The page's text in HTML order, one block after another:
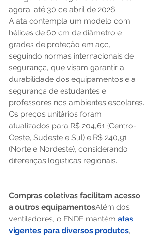
agora, até 30 de abril de 2026.
A ata contempla um modelo com
hélices de 60 cm de diâmetro e
grades de proteção em aço,
seguindo normas internacionais de
segurança, que visam garantir a
durabilidade dos equipamentos e a
segurança de estudantes e
professores nos ambientes escolares.
Os preços unitários foram
atualizados para R$ 204,61 (Centro-
Oeste, Sudeste e Sul) e R$ 240,91
(Norte e Nordeste), considerando
diferenças logísticas regionais.
Compras coletivas facilitam acesso
a outros equipamentosAlém dos
ventiladores, o FNDE mantém atas
vigentes para diversos produtos,